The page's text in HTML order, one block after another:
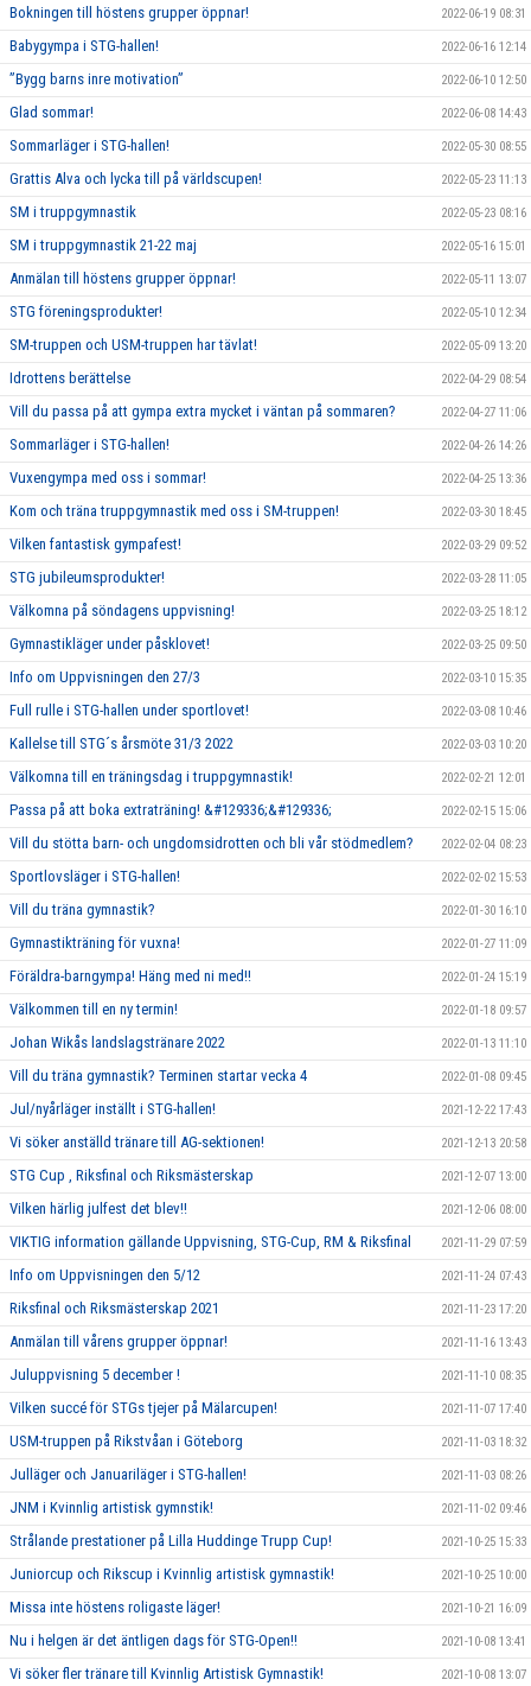
Bokningen till höstens grupper öppnar! 2022-06-19 08:31
Babygympa i STG-hallen! 2022-06-16 12:14
”Bygg barns inre motivation” 2022-06-10 12:50
Glad sommar! 2022-06-08 14:43
Sommarläger i STG-hallen! 2022-05-30 08:55
Grattis Alva och lycka till på världscupen! 2022-05-23 11:13
SM i truppgymnastik 2022-05-23 08:16
SM i truppgymnastik 21-22 maj 2022-05-16 15:01
Anmälan till höstens grupper öppnar! 2022-05-11 13:07
STG föreningsprodukter! 2022-05-10 12:34
SM-truppen och USM-truppen har tävlat! 2022-05-09 13:20
Idrottens berättelse 2022-04-29 08:54
Vill du passa på att gympa extra mycket i väntan på sommaren? 2022-04-27 11:06
Sommarläger i STG-hallen! 2022-04-26 14:26
Vuxengympa med oss i sommar! 2022-04-25 13:36
Kom och träna truppgymnastik med oss i SM-truppen! 2022-03-30 18:45
Vilken fantastisk gympafest! 2022-03-29 09:52
STG jubileumsprodukter! 2022-03-28 11:05
Välkomna på söndagens uppvisning! 2022-03-25 18:12
Gymnastikläger under påsklovet! 2022-03-25 09:50
Info om Uppvisningen den 27/3 2022-03-10 15:35
Full rulle i STG-hallen under sportlovet! 2022-03-08 10:46
Kallelse till STG´s årsmöte 31/3 2022 2022-03-03 10:20
Välkomna till en träningsdag i truppgymnastik! 2022-02-21 12:01
Passa på att boka extraträning! &#129336;&#129336; 2022-02-15 15:06
Vill du stötta barn- och ungdomsidrotten och bli vår stödmedlem? 2022-02-04 08:23
Sportlovsläger i STG-hallen! 2022-02-02 15:53
Vill du träna gymnastik? 2022-01-30 16:10
Gymnastikträning för vuxna! 2022-01-27 11:09
Föräldra-barngympa! Häng med ni med!! 2022-01-24 15:19
Välkommen till en ny termin! 2022-01-18 09:57
Johan Wikås landslagstränare 2022 2022-01-13 11:10
Vill du träna gymnastik? Terminen startar vecka 4 2022-01-08 09:45
Jul/nyårläger inställt i STG-hallen! 2021-12-22 17:43
Vi söker anställd tränare till AG-sektionen! 2021-12-13 20:58
STG Cup , Riksfinal och Riksmästerskap 2021-12-07 13:00
Vilken härlig julfest det blev!! 2021-12-06 08:00
VIKTIG information gällande Uppvisning, STG-Cup, RM & Riksfinal 2021-11-29 07:59
Info om Uppvisningen den 5/12 2021-11-24 07:43
Riksfinal och Riksmästerskap 2021 2021-11-23 17:20
Anmälan till vårens grupper öppnar! 2021-11-16 13:43
Juluppvisning 5 december ! 2021-11-10 08:35
Vilken succé för STGs tjejer på Mälarcupen! 2021-11-07 17:40
USM-truppen på Rikstvåan i Göteborg 2021-11-03 18:32
Julläger och Januariläger i STG-hallen! 2021-11-03 08:26
JNM i Kvinnlig artistisk gymnstik! 2021-11-02 09:46
Strålande prestationer på Lilla Huddinge Trupp Cup! 2021-10-25 15:33
Juniorcup och Rikscup i Kvinnlig artistisk gymnastik! 2021-10-25 10:00
Missa inte höstens roligaste läger! 2021-10-21 16:09
Nu i helgen är det äntligen dags för STG-Open!! 2021-10-08 13:41
Vi söker fler tränare till Kvinnlig Artistisk Gymnastik! 2021-10-08 13:07